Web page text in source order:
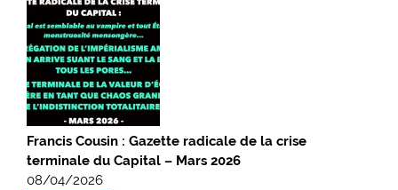
Francis Cousin : Gazette radicale de la crise
terminale du Capital – Mars 2026
08/04/2026